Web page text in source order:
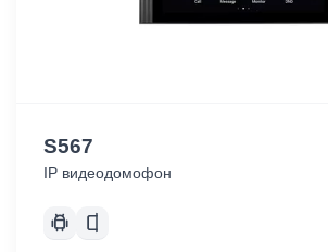
S567
IP видеодомофон